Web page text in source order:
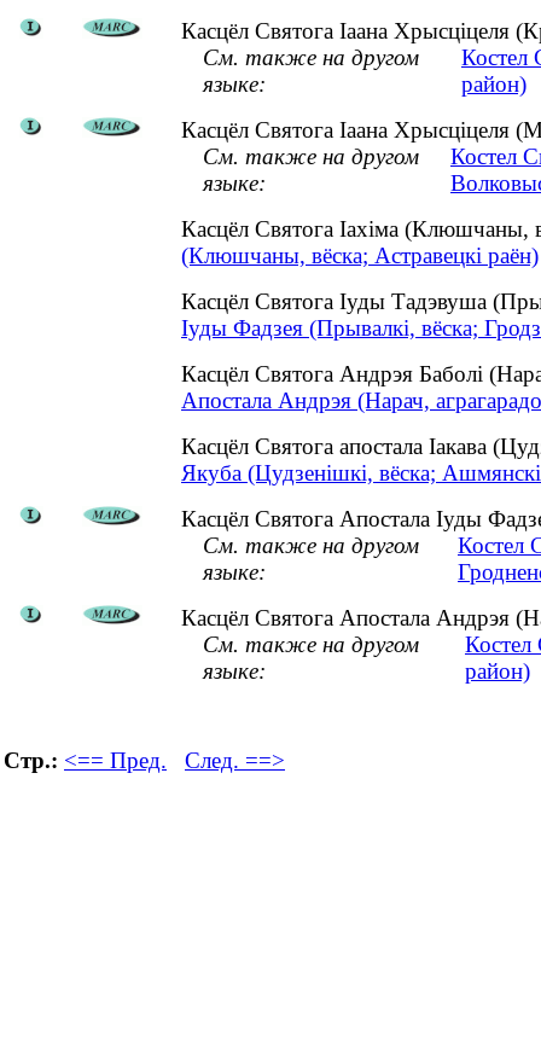
Касцёл Святога Іаана Хрысціцеля
См. также на другом
языке:
Костел
район)
Касцёл Святога Іаана Хрысціцеля
См. также на другом
языке:
Костел
Касцёл Святога Іахіма
(Клюшчаны, вёска; Астравецкі раён)
Касцёл Святога Іуды Тадэвуша
Іуды Фадзея (Прывалкі, вёска;
Касцёл Святога Андрэя Баболі
Апостала Андрэя (Нарач,
Касцёл Святога апостала Іакава
Якуба (Цудзенішкі, вёска;
Касцёл Святога Апостала Іуды
См. также на другом
языке:
Костел
Касцёл Святога Апостала Андрэя
См. также на другом
языке:
Костел
район)
Стр.: <== Пред. След. ==>